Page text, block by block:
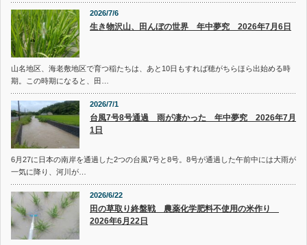
2026/7/6
生き物沢山、田んぼの世界 年中夢究 2026年7月6日
山名地区、海老敷地区で育つ稲たちは、あと10日もすれば穂がちらほら出始める時
期。この時期になると、田…
2026/7/1
台風7号8号通過 雨が凄かった 年中夢究 2026年7月
1日
6月27に日本の南岸を通過した2つの台風7号と8号。8号が通過した午前中には大雨が
一気に降り、河川が…
2026/6/22
田の草取り終盤戦 農薬化学肥料不使用の米作り
2026年6月22日